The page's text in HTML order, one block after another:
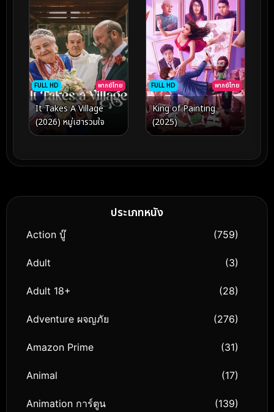
FULL HD พากย์ไทย
It Takes A Village
(2026) หมู่เฮารวมใจ
FULL HD พากย์ไทย
King of Painting
(2025)
ประเภทหนัง
Action บู๊ (759)
Adult (3)
Adult 18+ (28)
Adventure ผจญภัย (276)
Amazon Prime (31)
Animal (17)
Animation การ์ตูน (139)